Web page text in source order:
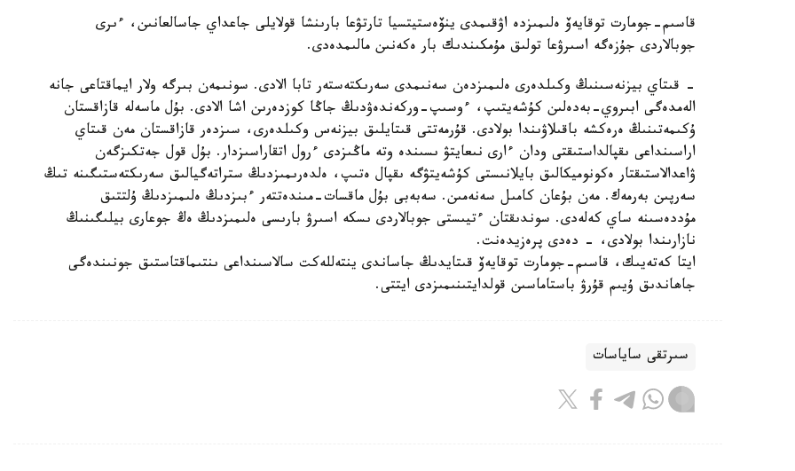
قاسىم-جومارت توقايەۆ ەلىمىزدە اۋقىمدى ينۆەستيتسيا تارتۋعا بارىنشا قولايلى جاعداي جاسالعانىن، ءىرى
جوبالاردى جۇزەگە اسىرۋعا تولىق مۇمكىندىك بار ەكەنىن مالىمدەدى.
- قىتاي بيزنەسىنىڭ وكىلدەرى ەلىمىزدەن سەنىمدى سەرىكتەستەر تابا الادى. سونىمەن بىرگە ولار ايماقتاعى جانە
الەمدەگى ابىروي-بەدەلىن كۇشەيتىپ، ءوسىپ-وركەندەۋدىڭ جاڭا كوزدەرىن اشا الادى. بۇل ماسەلە قازاقستان
ۇكىمەتىنىڭ ەرەكشە باقىلاۋىندا بولادى. قۇرمەتتى قىتايلىق بيزنەس وكىلدەرى، سىزدەر قازاقستان مەن قىتاي
اراسىنداعى ىقپالداستىقتى ودان ءارى نىعايتۋ ىسىندە وتە ماڭىزدى ءرول اتقاراسىزدار. بۇل قول جەتكىزگەن
ۋاعدالاستىقتار ەكونوميكالىق بايلانىستى كۇشەيتۋگە ىقپال ەتىپ، ەلدەرىمىزدىڭ ستراتەگيالىق سەرىكتەستىگىنە تىڭ
سەرپىن بەرمەك. مەن بۇعان كامىل سەنەمىن. سەبەبى بۇل ماقسات-مىندەتتەر ءبىزدىڭ ەلىمىزدىڭ ۇلتتىق
مۇددەسىنە ساي كەلەدى. سوندىقتان ءتيىستى جوبالاردى ىسكە اسىرۋ بارىسى ەلىمىزدىڭ ەڭ جوعارى بيلىگىنىڭ
نازارىندا بولادى، - دەدى پرەزيدەنت.
ايتا كەتەيىك، قاسىم-جومارت توقايەۆ قىتايدىڭ جاساندى ينتەللەكت سالاسىنداعى ىنتىماقتاستىق جونىندەگى
جاھاندىق ۇيىم قۇرۋ باستاماسىن قولدايتىنىمىزدى ايتتى.
سىرتقى ساياسات